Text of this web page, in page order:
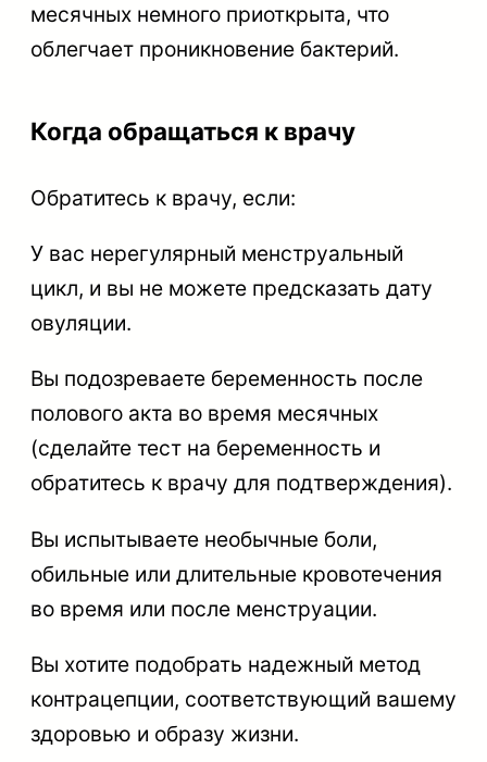
месячных немного приоткрыта, что
облегчает проникновение бактерий.
Когда обращаться к врачу
Обратитесь к врачу, если:
У вас нерегулярный менструальный
цикл, и вы не можете предсказать дату
овуляции.
Вы подозреваете беременность после
полового акта во время месячных
(сделайте тест на беременность и
обратитесь к врачу для подтверждения).
Вы испытываете необычные боли,
обильные или длительные кровотечения
во время или после менструации.
Вы хотите подобрать надежный метод
контрацепции, соответствующий вашему
здоровью и образу жизни.